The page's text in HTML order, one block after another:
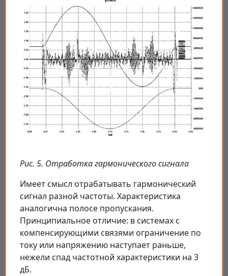
Рис. 5. Отработка гармонического сигнала
Имеет смысл отрабатывать гармонический
сигнал разной частоты. Характеристика
аналогична полосе пропускания.
Принципиальное отличие: в системах с
компенсирующими связями ограничение по
току или напряжению наступает раньше,
нежели спад частотной характеристики на 3
дБ.